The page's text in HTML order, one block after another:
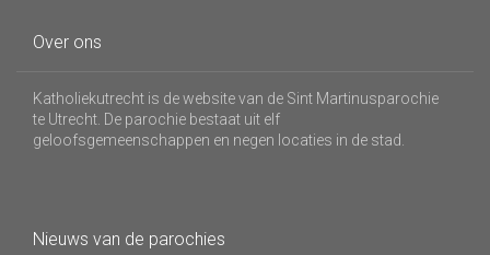
Over ons
Katholiekutrecht is de website van de Sint Martinusparochie
te Utrecht. De parochie bestaat uit elf
geloofsgemeenschappen en negen locaties in de stad.
Nieuws van de parochies